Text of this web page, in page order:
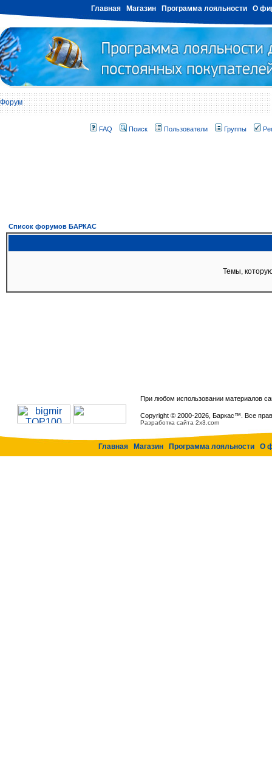
Главная Магазин Программа лояльности О
Форум
FAQ Поиск Пользователи Группы
Список форумов БАРКАС
Темы,
При любом использовании материалов
Copyright © 2000-2026, Баркас™. Все
Разработка сайта 2x3.com
Главная Магазин Программа лояльности О